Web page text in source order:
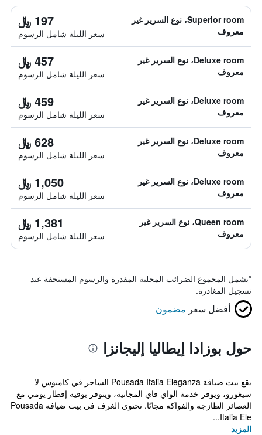
Superior room، نوع السرير غير
معروف
197 ﷼
سعر الليلة شامل الرسوم
Deluxe room، نوع السرير غير
معروف
457 ﷼
سعر الليلة شامل الرسوم
Deluxe room، نوع السرير غير
معروف
459 ﷼
سعر الليلة شامل الرسوم
Deluxe room، نوع السرير غير
معروف
628 ﷼
سعر الليلة شامل الرسوم
Deluxe room، نوع السرير غير
معروف
1,050 ﷼
سعر الليلة شامل الرسوم
Queen room، نوع السرير غير
معروف
1,381 ﷼
سعر الليلة شامل الرسوم
*يشمل المجموع الضرائب المحلية المقدرة والرسوم المستحقة عند
تسجيل المغادرة.
أفضل سعر مضمون
حول بوزادا إيطاليا إليجانزا
يقع بيت ضيافة Pousada Italia Eleganza الساحر في كامبوس لا
سيغورو، ويوفر خدمة الواي فاي المجانية، ويتوفر بوفيه إفطار يومي مع
العصائر الطازجة والفواكه مجانًا. تحتوي الغرف في بيت ضيافة Pousada
Italia Ele...
المزيد